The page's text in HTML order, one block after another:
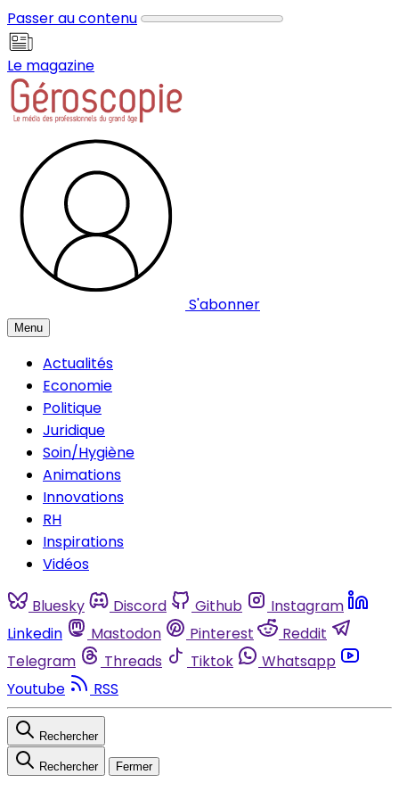
Passer au contenu
Le magazine
S'abonner
Menu
Actualités
Economie
Politique
Juridique
Soin/Hygiène
Animations
Innovations
RH
Inspirations
Vidéos
Bluesky Discord Github
Instagram
Linkedin
Mastodon Pinterest
Reddit
Telegram
Threads Tiktok
Whatsapp
Youtube
RSS
Rechercher
Rechercher Fermer
Panneau de gestion des cookies